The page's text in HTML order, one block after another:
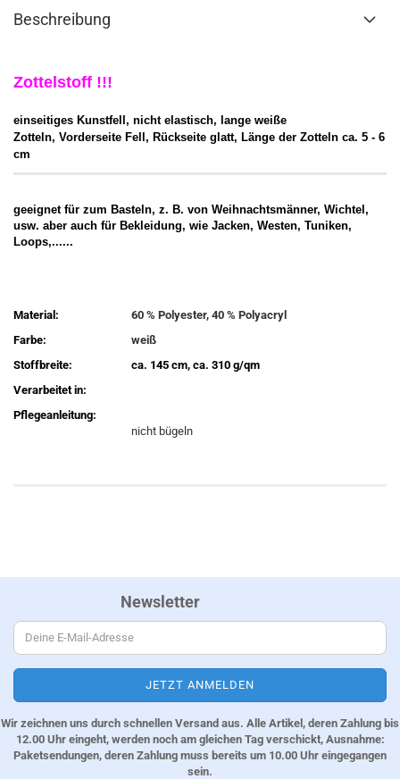
Beschreibung
Zottelstoff !!!
einseitiges Kunstfell, nicht elastisch, lange weiße
Zotteln, Vorderseite Fell, Rückseite glatt, Länge der Zotteln ca. 5 - 6
cm
geeignet für zum Basteln, z. B. von Weihnachtsmänner, Wichtel,
usw. aber auch für Bekleidung, wie Jacken, Westen, Tuniken,
Loops,......
Material:
60 % Polyester, 40 % Polyacryl
Farbe:
weiß
Stoffbreite:
ca. 145 cm, ca. 310 g/qm
Verarbeitet in:
Pflegeanleitung:
nicht bügeln
Newsletter
Wir zeichnen uns durch schnellen Versand aus. Alle Artikel, deren Zahlung bis
12.00 Uhr eingeht, werden noch am gleichen Tag verschickt, Ausnahme:
Paketsendungen, deren Zahlung muss bereits um 10.00 Uhr eingegangen
sein.